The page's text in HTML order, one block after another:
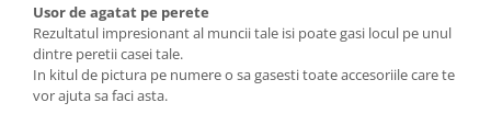
Usor de agatat pe perete
Rezultatul impresionant al muncii tale isi poate gasi locul pe unul
dintre peretii casei tale.
In kitul de pictura pe numere o sa gasesti toate accesoriile care te
vor ajuta sa faci asta.